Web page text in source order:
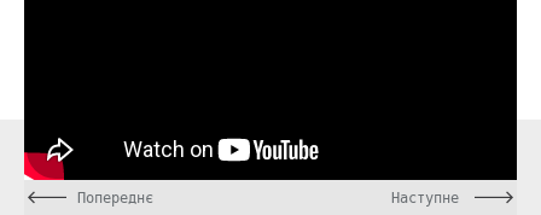
Наступне
Попереднє